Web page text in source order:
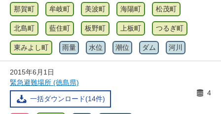
那賀町 牟岐町 美波町 海陽町 松茂町
北島町 藍住町 板野町 上板町 つるぎ町
東みよし町 雨量 水位 潮位 ダム 河川
2015年6月1日
緊急避難場所 (徳島県)
一括ダウンロード(14件)
4